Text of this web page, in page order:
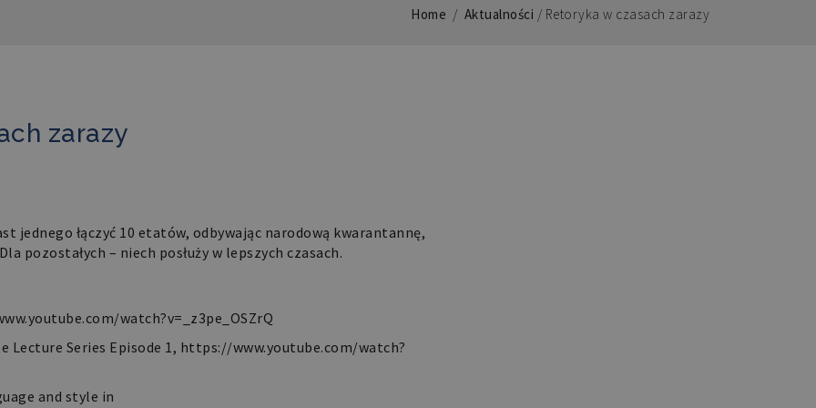
Home / Aktualności / Retoryka w czasach zarazy
zarazy
jednego łączyć 10 etatów, odbywając narodową kwarantannę,
pozostałych – niech posłuży w lepszych czasach.
watch?v=_z3pe_OSZrQ
Lecture Series Episode 1, https://www.youtube.com/watch?
and style in